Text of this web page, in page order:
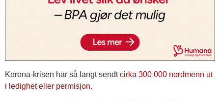
Korona-krisen har så langt sendtcirka 300 000 nordmenn ut
i ledighet eller permisjon.